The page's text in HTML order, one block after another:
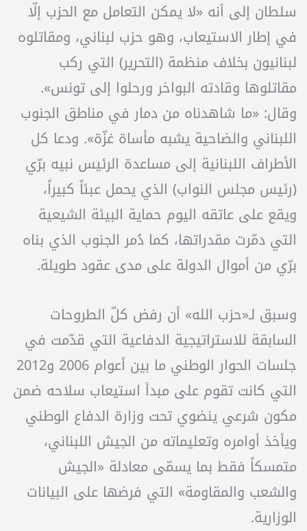
سلطان إلى أنه «لا يمكن التعامل مع الحزب إلّا
في إطار الاستيعاب، وهو حزب لبناني، ومقاتلوه
لبنانيون بخلاف منظمة (التحرير) التي ركب
مقاتلوها وقادته البواخر ورحلوا إلى تونس».
وقال: «ما شاهدناه من دمار في مناطق الجنوب
اللبناني والضاحية يشبه مأساة غزّة». ودعا كل
الأطراف اللبنانية إلى مساعدة الرئيس نبيه برّي
(رئيس مجلس النواب) الذي يحمل عبئاً كبيراً،
ويقع على عاتقه اليوم حماية البيئة الشيعية
التي دمّرت مقدراتها، كما دُمر الجنوب الذي بناه
برّي من أموال الدولة على مدى عقود طويلة.
وسبق لـ«حزب الله» أن رفض كلّ الطروحات
السابقة للاستراتيجية الدفاعية التي قدّمت في
جلسات الحوار الوطني ما بين أعوام 2006 و2012
التي كانت تقوم على مبدأ استيعاب سلاحه ضمن
مكون شرعي ينضوي تحت وزارة الدفاع الوطني
ويأخذ أوامره وتعليماته من الجيش اللبناني،
متمسكاً فقط بما يسمّى معادلة «الجيش
والشعب والمقاومة» التي فرضها على البيانات
الوزارية.